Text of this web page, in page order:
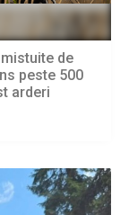
mistuite de
peste 500
arderi